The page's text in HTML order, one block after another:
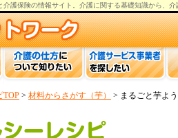
介護保険の情報サイト。 介護に関する基礎知識から、 介
TOP > 材料からさがす（芋） > まるごと芋よ